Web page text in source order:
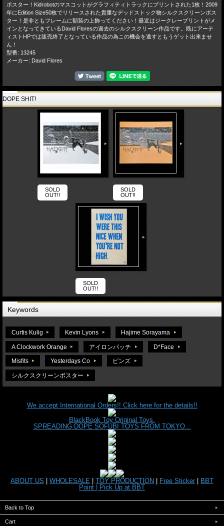
ポスター！Kidrobotのマスコットがグラフィティトラックにプリントされた1枚！2009
年にEdition Size50枚でリリースされた貴重なデッドストック物シルクスクリーンポス
ター！是非ともフレームに額装の上飾ってください！最近はジークレープリントがメ
インとなってきているDavid Floresの過去のシルクスクリーン作品です。既にアーテ
ィストHPでは販売終了となっている作品の為この機会を逃すともうゲット出来ませ
ん！
型番: 13245
メーカー: David Flores
DOPE SHIT!
SOLD
OUT!!
SOLD
OUT!!
SOLD
OUT!!
Keywords
Curtis Kulig Kevin Lyons Hajime Sorayama
A Clockwork Orange アイロンパッチ D*Face
Misfits Yesterdays Co ピンズ
シルクスクリーンポスター
We accept International Orders!! Click here for the details!!
BlackBook Toy Original Toys.
SPREADING DOPE SOFUBI TOYS FROM TOKYO...
ABOUT US | WHOLESALE | TOY PRODUCTION | Free Sticker | BBT
Point | Pick Up at BBT
Back to Top
Cart